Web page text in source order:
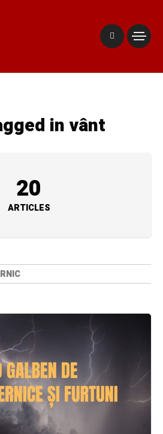
in vânt
20
ARTICLES